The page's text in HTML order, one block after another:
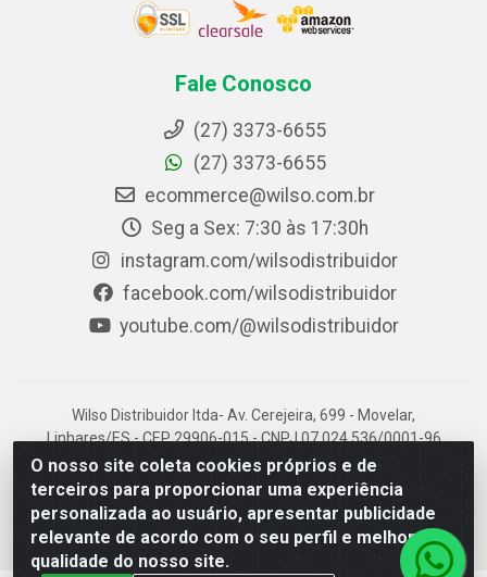
O nosso site coleta cookies próprios e de
terceiros para proporcionar uma experiência
personalizada ao usuário, apresentar publicidade
relevante de acordo com o seu perfil e melhorar a
qualidade do nosso site.
Fale Conosco
(27) 3373-6655
(27) 3373-6655
ecommerce@wilso.com.br
Seg a Sex: 7:30 às 17:30h
instagram.com/wilsodistribuidor
facebook.com/wilsodistribuidor
youtube.com/@wilsodistribuidor
Wilso Distribuidor ltda- Av. Cerejeira, 699 - Movelar,
Linhares/ES - CEP 29906-015 - CNPJ 07.024.536/0001-96